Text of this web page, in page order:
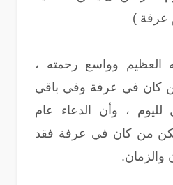
عرفة )
العظيم وواسع رحمته ،
كان في عرفة وفي باقي
لليوم ، وأن الدعاء عام
من كان في عرفة فقد
والزمان.